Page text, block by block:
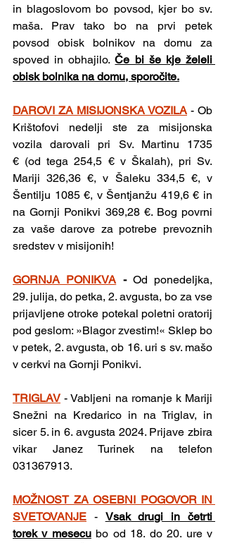
in blagoslovom bo povsod, kjer bo sv.
maša. Prav tako bo na prvi petek
povsod obisk bolnikov na domu za
spoved in obhajilo. Če bi še kje želeli
obisk bolnika na domu, sporočite.
DAROVI ZA MISIJONSKA VOZILA - Ob
Krištofovi nedelji ste za misijonska
vozila darovali pri Sv. Martinu 1735
€ (od tega 254,5 € v Škalah), pri Sv.
Mariji 326,36 €, v Šaleku 334,5 €, v
Šentilju 1085 €, v Šentjanžu 419,6 € in
na Gornji Ponikvi 369,28 €. Bog povrni
za vaše darove za potrebe prevoznih
sredstev v misijonih!
GORNJA PONIKVA - Od ponedeljka,
29. julija, do petka, 2. avgusta, bo za vse
prijavljene otroke potekal poletni oratorij
pod geslom: »Blagor zvestim!« Sklep bo
v petek, 2. avgusta, ob 16. uri s sv. mašo
v cerkvi na Gornji Ponikvi.
TRIGLAV - Vabljeni na romanje k Mariji
Snežni na Kredarico in na Triglav, in
sicer 5. in 6. avgusta 2024. Prijave zbira
vikar Janez Turinek na telefon
031367913.
MOŽNOST ZA OSEBNI POGOVOR IN
SVETOVANJE - Vsak drugi in četrti
torek v mesecu bo od 18. do 20. ure v